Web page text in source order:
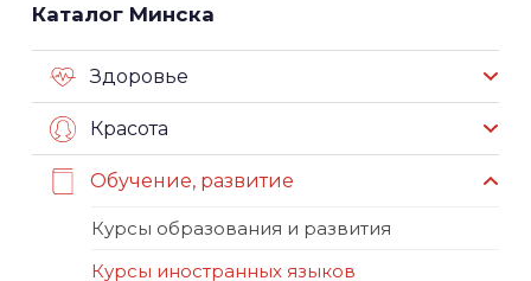
Каталог Минска
Здоровье
Красота
Обучение, развитие
Курсы образования и развития
Курсы иностранных языков